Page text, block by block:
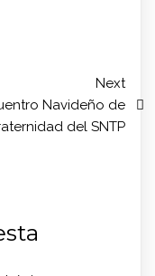
Next
Navideño de
del SNTP